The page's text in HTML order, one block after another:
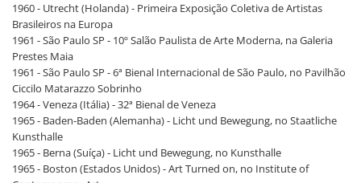
1960 - Utrecht (Holanda) - Primeira Exposição Coletiva de Artistas
Brasileiros na Europa
1961 - São Paulo SP - 10º Salão Paulista de Arte Moderna, na Galeria
Prestes Maia
1961 - São Paulo SP - 6ª Bienal Internacional de São Paulo, no Pavilhão
Ciccilo Matarazzo Sobrinho
1964 - Veneza (Itália) - 32ª Bienal de Veneza
1965 - Baden-Baden (Alemanha) - Licht und Bewegung, no Staatliche
Kunsthalle
1965 - Berna (Suíça) - Licht und Bewegung, no Kunsthalle
1965 - Boston (Estados Unidos) - Art Turned on, no Institute of